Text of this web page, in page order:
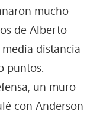
mucho
de Alberto
distancia
puntos.
un muro
con Anderson